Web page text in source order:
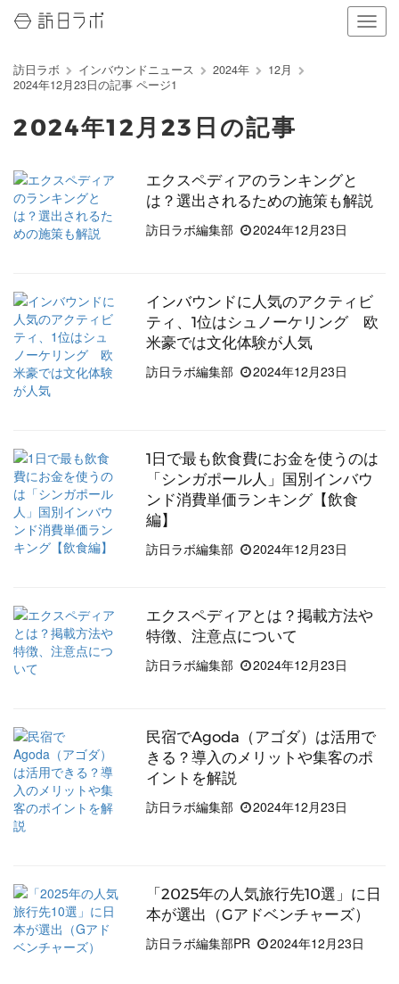
ナ
ビ
を
る
訪日ラボ インバウンドニュース 2024年
12月
2024年12月23日の記事 ページ1
2024年12月23日の記事
エクスペディアのランキングと
は？選出されるための施策も解説
訪日ラボ編集部
2024年12月23日
インバウンドに人気のアクティビ
ティ、1位はシュノーケリング 欧
米豪では文化体験が人気
訪日ラボ編集部
2024年12月23日
1日で最も飲食費にお金を使うのは
「シンガポール人」国別インバウ
ンド消費単価ランキング【飲食
編】
訪日ラボ編集部
2024年12月23日
エクスペディアとは？掲載方法や
特徴、注意点について
訪日ラボ編集部
2024年12月23日
民宿でAgoda（アゴダ）は活用で
きる？導入のメリットや集客のポ
イントを解説
訪日ラボ編集部
2024年12月23日
「2025年の人気旅行先10選」に日
本が選出（Gアドベンチャーズ）
訪日ラボ編集部PR
2024年12月23日